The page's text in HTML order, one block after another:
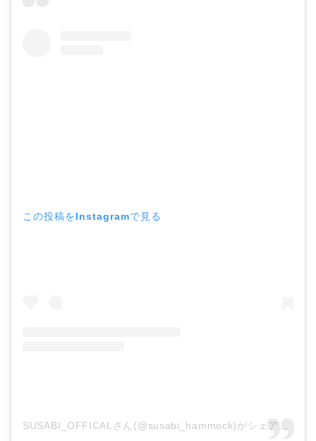
この投稿をInstagramで見る